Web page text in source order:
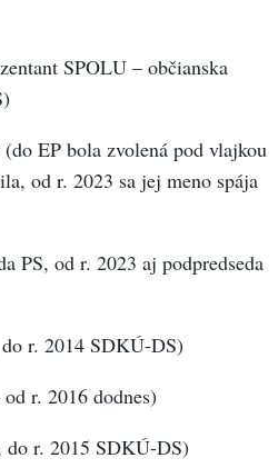
SPOLU – občianska
EP bola zvolená pod vlajkou
od r. 2023 sa jej meno spája
PS, od r. 2023 aj podpredseda
r. 2014 SDKÚ-DS)
r. 2016 dodnes)
do r. 2015 SDKÚ-DS)